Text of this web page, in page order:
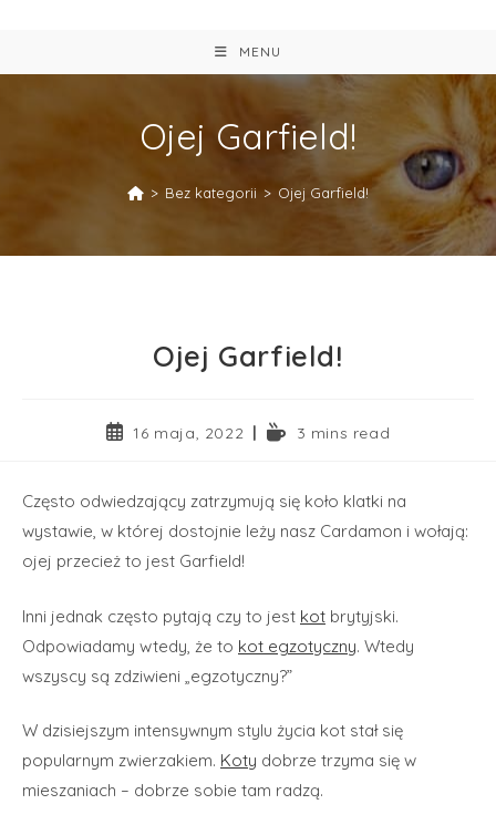
MENU
Ojej Garfield!
> Bez kategorii > Ojej Garfield!
Ojej Garfield!
16 maja, 2022 3 mins read
Często odwiedzający zatrzymują się koło klatki na
wystawie, w której dostojnie leży nasz Cardamon i wołają:
ojej przecież to jest Garfield!
Inni jednak często pytają czy to jest kot brytyjski.
Odpowiadamy wtedy, że to kot egzotyczny. Wtedy
wszyscy są zdziwieni „egzotyczny?”
W dzisiejszym intensywnym stylu życia kot stał się
popularnym zwierzakiem. Koty dobrze trzyma się w
mieszaniach – dobrze sobie tam radzą.